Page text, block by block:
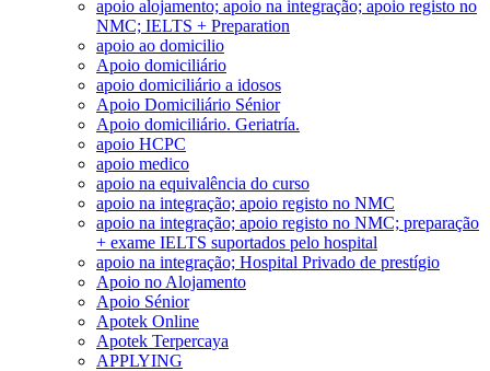
apoio alojamento; apoio na integração; apoio registo no
NMC; IELTS + Preparation
apoio ao domicilio
Apoio domiciliário
apoio domiciliário a idosos
Apoio Domiciliário Sénior
Apoio domiciliário. Geriatría.
apoio HCPC
apoio medico
apoio na equivalência do curso
apoio na integração; apoio registo no NMC
apoio na integração; apoio registo no NMC; preparação
+ exame IELTS suportados pelo hospital
apoio na integração; Hospital Privado de prestígio
Apoio no Alojamento
Apoio Sénior
Apotek Online
Apotek Terpercaya
APPLYING